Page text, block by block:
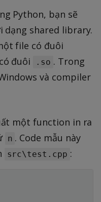
Python, bạn sẽ
dạng shared library.
file có đuôi
đuôi .so . Trong
và compiler
một function in ra
n . Code mẫu này
src\test.cpp :